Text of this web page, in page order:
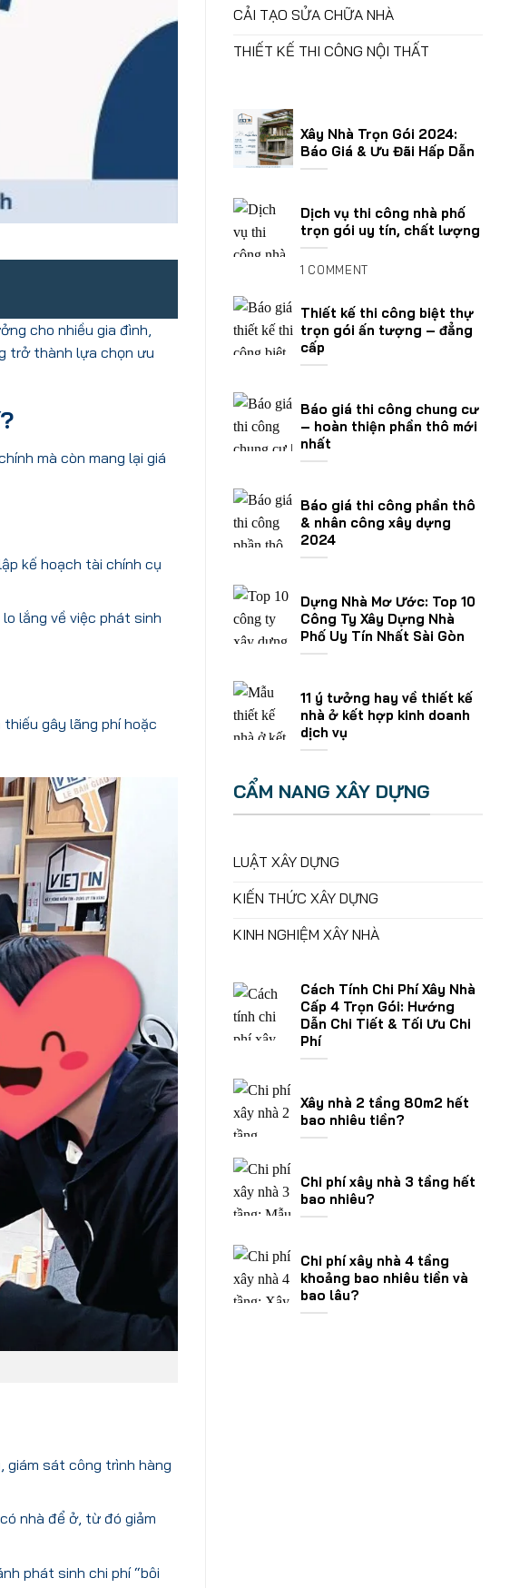
cho nhiều gia đình,
trở thành lựa chọn ưu
mà còn mang lại giá
kế hoạch tài chính cụ
lắng về việc phát sinh
gây lãng phí hoặc
giám sát công trình hàng
nhà để ở, từ đó giảm
phát sinh chi phí “bôi
CẢI TẠO SỬA CHỮA NHÀ
THIẾT KẾ THI CÔNG NỘI THẤT
Xây Nhà Trọn Gói 2024:
Báo Giá & Ưu Đãi Hấp Dẫn
Dịch vụ thi công nhà phố
trọn gói uy tín, chất lượng
1 COMMENT
Thiết kế thi công biệt thự
trọn gói ấn tượng – đẳng
cấp
Báo giá thi công chung cư
– hoàn thiện phần thô mới
nhất
Báo giá thi công phần thô
& nhân công xây dựng
2024
Dựng Nhà Mơ Ước: Top 10
Công Ty Xây Dựng Nhà
Phố Uy Tín Nhất Sài Gòn
11 ý tưởng hay về thiết kế
nhà ở kết hợp kinh doanh
dịch vụ
CẨM NANG XÂY DỰNG
LUẬT XÂY DỰNG
KIẾN THỨC XÂY DỰNG
KINH NGHIỆM XÂY NHÀ
Cách Tính Chi Phí Xây Nhà
Cấp 4 Trọn Gói: Hướng
Dẫn Chi Tiết & Tối Ưu Chi
Phí
Xây nhà 2 tầng 80m2 hết
bao nhiêu tiền?
Chi phí xây nhà 3 tầng hết
bao nhiêu?
Chi phí xây nhà 4 tầng
khoảng bao nhiêu tiền và
bao lâu?